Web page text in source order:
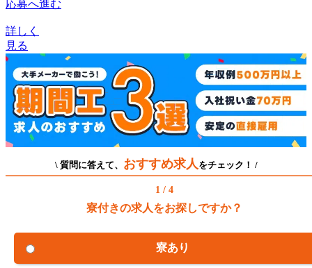
応募へ進む
詳しく
見る
\ 質問に答えて、 おすすめ求人 をチェック！ /
1 / 4
寮付きの求人をお探しですか？
寮あり